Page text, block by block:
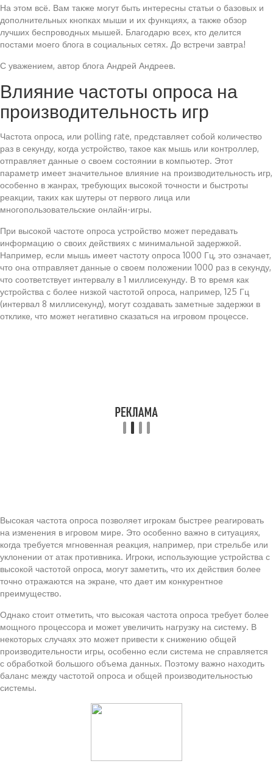
На этом всё. Вам также могут быть интересны статьи о базовых и
дополнительных кнопках мыши и их функциях, а также обзор
лучших беспроводных мышей. Благодарю всех, кто делится
постами моего блога в социальных сетях. До встречи завтра!
С уважением, автор блога Андрей Андреев.
Влияние частоты опроса на
производительность игр
Частота опроса, или polling rate, представляет собой количество
раз в секунду, когда устройство, такое как мышь или контроллер,
отправляет данные о своем состоянии в компьютер. Этот
параметр имеет значительное влияние на производительность игр,
особенно в жанрах, требующих высокой точности и быстроты
реакции, таких как шутеры от первого лица или
многопользовательские онлайн-игры.
При высокой частоте опроса устройство может передавать
информацию о своих действиях с минимальной задержкой.
Например, если мышь имеет частоту опроса 1000 Гц, это означает,
что она отправляет данные о своем положении 1000 раз в секунду,
что соответствует интервалу в 1 миллисекунду. В то время как
устройства с более низкой частотой опроса, например, 125 Гц
(интервал 8 миллисекунд), могут создавать заметные задержки в
отклике, что может негативно сказаться на игровом процессе.
Высокая частота опроса позволяет игрокам быстрее реагировать
на изменения в игровом мире. Это особенно важно в ситуациях,
когда требуется мгновенная реакция, например, при стрельбе или
уклонении от атак противника. Игроки, использующие устройства с
высокой частотой опроса, могут заметить, что их действия более
точно отражаются на экране, что дает им конкурентное
преимущество.
Однако стоит отметить, что высокая частота опроса требует более
мощного процессора и может увеличить нагрузку на систему. В
некоторых случаях это может привести к снижению общей
производительности игры, особенно если система не справляется
с обработкой большого объема данных. Поэтому важно находить
баланс между частотой опроса и общей производительностью
системы.